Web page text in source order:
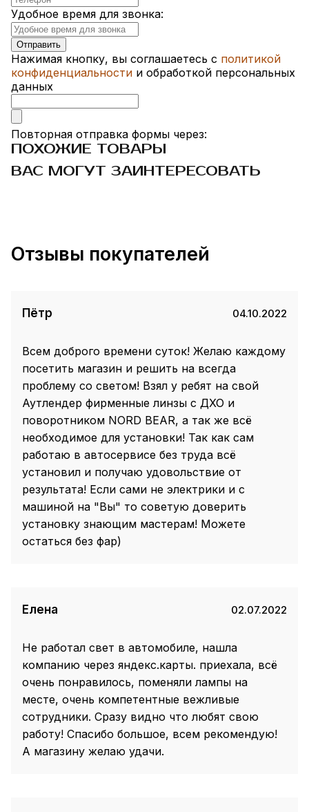
Удобное время для звонка:
Нажимая кнопку, вы соглашаетесь с политикой
конфиденциальности и обработкой персональных
данных
Повторная отправка формы через:
ПОХОЖИЕ ТОВАРЫ
ВАС МОГУТ ЗАИНТЕРЕСОВАТЬ
Отзывы покупателей
Пётр 04.10.2022
Всем доброго времени суток! Желаю каждому
посетить магазин и решить на всегда
проблему со светом! Взял у ребят на свой
Аутлендер фирменные линзы с ДХО и
поворотником NORD BEAR, а так же всё
необходимое для установки! Так как сам
работаю в автосервисе без труда всё
установил и получаю удовольствие от
результата! Если сами не электрики и с
машиной на "Вы" то советую доверить
установку знающим мастерам! Можете
остаться без фар)
Елена 02.07.2022
Не работал свет в автомобиле, нашла
компанию через яндекс.карты. приехала, всё
очень понравилось, поменяли лампы на
месте, очень компетентные вежливые
сотрудники. Сразу видно что любят свою
работу! Спасибо большое, всем рекомендую!
А магазину желаю удачи.